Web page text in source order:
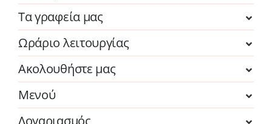
Τα γραφεία μας
Ωράριο λειτουργίας
Ακολουθήστε μας
Μενού